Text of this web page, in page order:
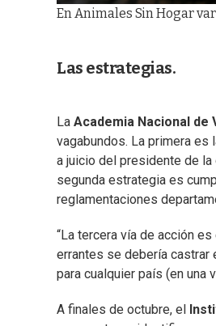
En Animales Sin Hogar
Las estrategias.
La Academia Nacional de
vagabundos. La primera
a juicio del presidente de
segunda estrategia es
reglamentaciones
“La tercera vía de acción
errantes se debería castrar
para cualquier país (en una
A finales de octubre, el